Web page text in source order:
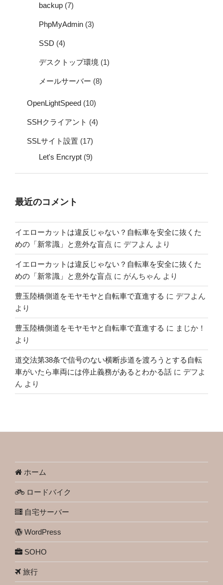
backup (7)
PhpMyAdmin (3)
SSD (4)
デスクトップ環境 (1)
メールサーバー (8)
OpenLightSpeed (10)
SSHクライアント (4)
SSLサイト設置 (17)
Let's Encrypt (9)
最近のコメント
イエローカットは違反じゃない？自転車を安全に抜くた
めの「新常識」と意外な盲点 に デフよん より
イエローカットは違反じゃない？自転車を安全に抜くた
めの「新常識」と意外な盲点 に がんちゃん より
豊玉陸橋側道をモヤモヤと自転車で直進する に デフよん
より
豊玉陸橋側道をモヤモヤと自転車で直進する に まじか！
より
道交法第38条で信号のない横断歩道を渡ろうとする自転
車がいたら車両には停止義務があるとわかる話 に デフよ
ん より
ホーム
ロードバイク
自宅サーバー
WordPress
SOHO
旅行